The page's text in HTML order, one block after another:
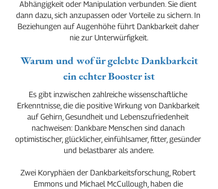
Abhängigkeit oder Manipulation verbunden. Sie dient
dann dazu, sich anzupassen oder Vorteile zu sichern. In
Beziehungen auf Augenhöhe führt Dankbarkeit daher
nie zur Unterwürfigkeit.
Warum und wofür gelebte Dankbarkeit
ein echter Booster ist
Es gibt inzwischen zahlreiche wissenschaftliche
Erkenntnisse, die die positive Wirkung von Dankbarkeit
auf Gehirn, Gesundheit und Lebenszufriedenheit
nachweisen: Dankbare Menschen sind danach
optimistischer, glücklicher, einfühlsamer, fitter, gesünder
und belastbarer als andere.
Zwei Koryphäen der Dankbarkeitsforschung, Robert
Emmons und Michael McCullough, haben die